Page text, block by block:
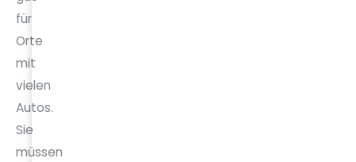
für
Orte
mit
vielen
Autos.
Sie
müssen